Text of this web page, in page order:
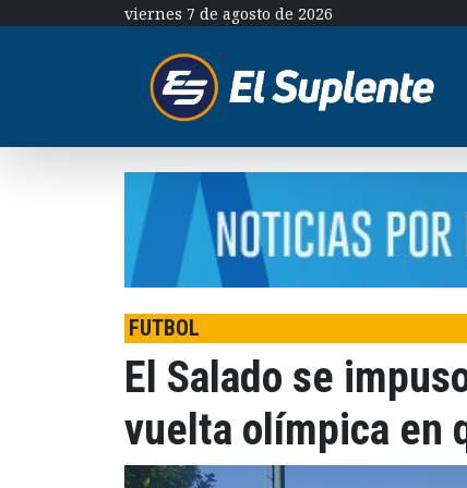
viernes 7 de agosto de 2026
FUTBOL
El Salado se
vuelta olímpica en